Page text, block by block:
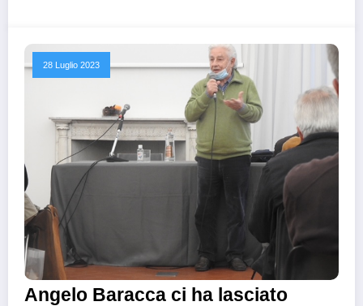
28 Luglio 2023
Angelo Baracca ci ha lasciato